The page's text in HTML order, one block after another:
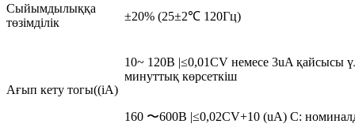
Сыйымдылыққа
төзімділік
±20% (25±2℃ 120Гц)
Ағып кету тогы((iA)
10~ 120В |≤0,01CV немесе 3uA қайсысы
минуттық көрсеткіш
160 〜600В |≤0,02CV+10 (uA) C: